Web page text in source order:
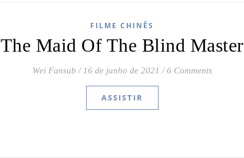
FILME CHINÊS
The Maid Of The Blind Master
Wei Fansub / 16 de junho de 2021 / 6 Comments
ASSISTIR